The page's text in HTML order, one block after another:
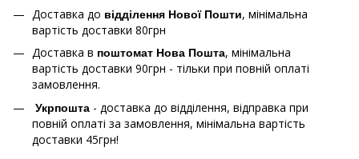
Доставка до відділення Нової Пошти, мінімальна
вартість доставки 80грн
Доставка в поштомат Нова Пошта, мінімальна
вартість доставки 90грн - тільки при повній оплаті
замовлення.
Укрпошта - доставка до відділення, відправка при
повній оплаті за замовлення, мінімальна вартість
доставки 45грн!